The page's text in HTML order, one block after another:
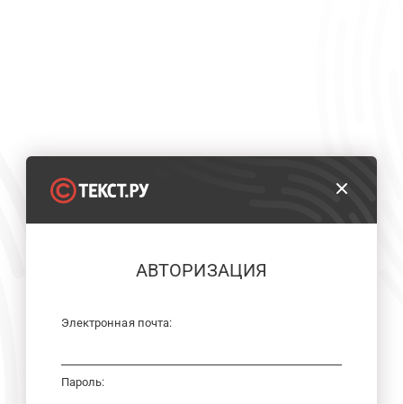
АВТОРИЗАЦИЯ
Электронная почта:
Пароль: